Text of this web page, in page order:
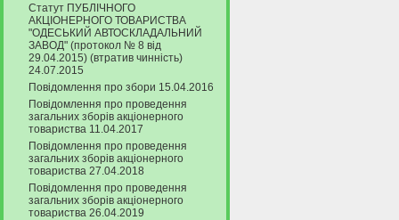
Статут ПУБЛІЧНОГО
АКЦІОНЕРНОГО ТОВАРИСТВА
"ОДЕСЬКИЙ АВТОСКЛАДАЛЬНИЙ
ЗАВОД" (протокол № 8 від
29.04.2015) (втратив чинність)
24.07.2015
Повідомлення про збори 15.04.2016
Повідомлення про проведення
загальних зборів акціонерного
товариства 11.04.2017
Повідомлення про проведення
загальних зборів акціонерного
товариства 27.04.2018
Повідомлення про проведення
загальних зборів акціонерного
товариства 26.04.2019